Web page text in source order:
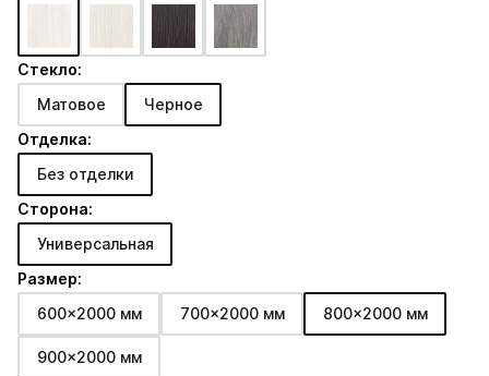
Стекло:
Матовое
Черное
Отделка:
Без отделки
Сторона:
Универсальная
Размер:
600x2000 мм
700x2000 мм 800x2000 мм
900x2000 мм